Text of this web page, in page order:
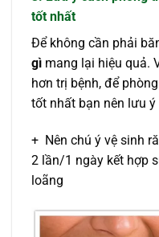
tốt nhất
Để không cần phải
gì mang lại hiệu quả.
hơn trị bệnh, để
tốt nhất bạn nên lưu
+ Nên chú ý vệ sinh
2 lần/1 ngày kết hợp
loãng